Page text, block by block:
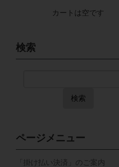
カートは空です
検索
検索
ページメニュー
「掛け払い決済」のご案内